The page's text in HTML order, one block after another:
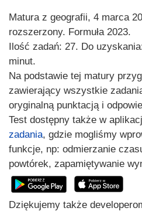
Matura z geografii, 4 marca
rozszerzony. Formuła 2023.
Ilość zadań: 27. Do
minut.
Na podstawie tej matury
zawierający wszystkie
oryginalną punktacją i
Test dostępny także w
zadania, gdzie mogliśmy
funkcje, np: odmierzanie
powtórek, zapamiętywanie
Dziękujemy także